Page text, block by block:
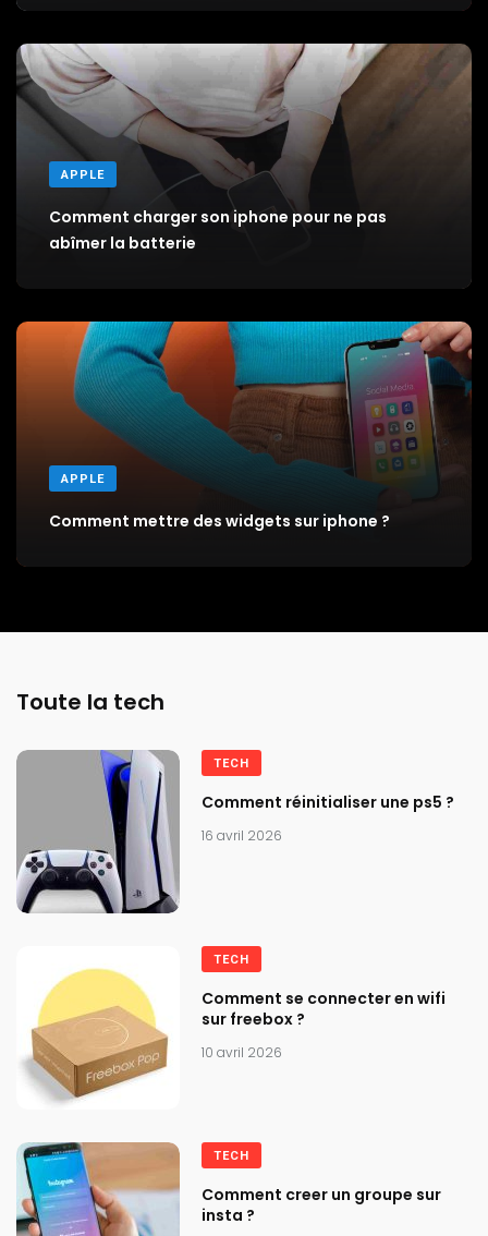
APPLE
Comment charger son iphone pour ne pas
abîmer la batterie
APPLE
Comment mettre des widgets sur iphone ?
Toute la tech
TECH
Comment réinitialiser une ps5 ?
16 avril 2026
TECH
Comment se connecter en wifi
sur freebox ?
10 avril 2026
TECH
Comment creer un groupe sur
insta ?